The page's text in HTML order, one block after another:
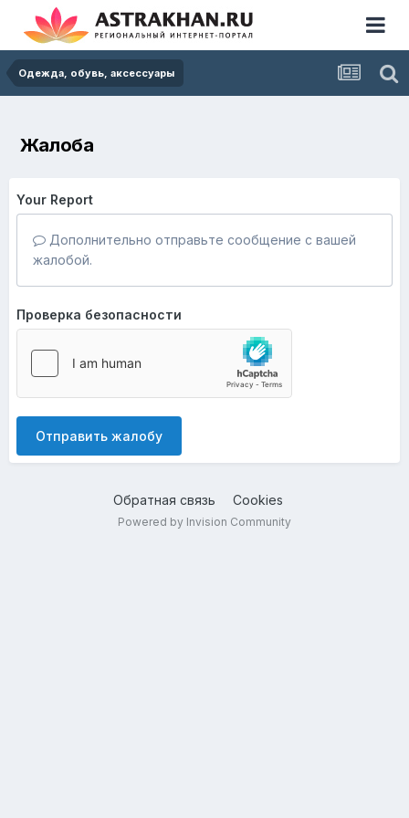
Одежда, обувь, аксессуары
Жалоба
Your Report
Дополнительно отправьте сообщение с вашей
жалобой.
Проверка безопасности
Отправить жалобу
Обратная связь Cookies
Powered by Invision Community